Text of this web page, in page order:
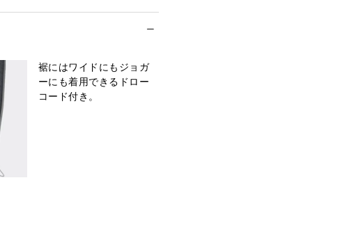
裾にはワイドにもジョガ
ーにも着用できるドロー
コード付き。